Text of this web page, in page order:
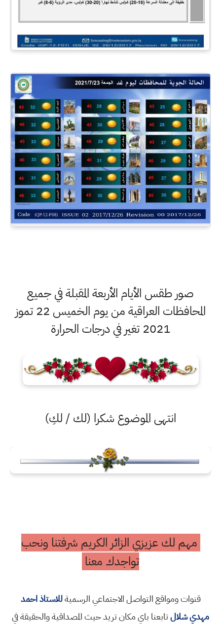
صور طقس الأيام الأربعة المقبلة في جميع
المحافظات العراقية من يوم الخميس 22 تموز
2021 تغير في درجات الحرارة
انتهى الموضوع شكرا (لك / لكِ)
مهم لك عزيزي الزائر الكريم شرفتنا ونحب
تواجدك معنا
قنوات ومواقع التواصل الاجتماعي الرسميةللاستاذ احمد
مهدي شلالتابعنا باي مكان تريد حيث المصداقية والحقيقة في